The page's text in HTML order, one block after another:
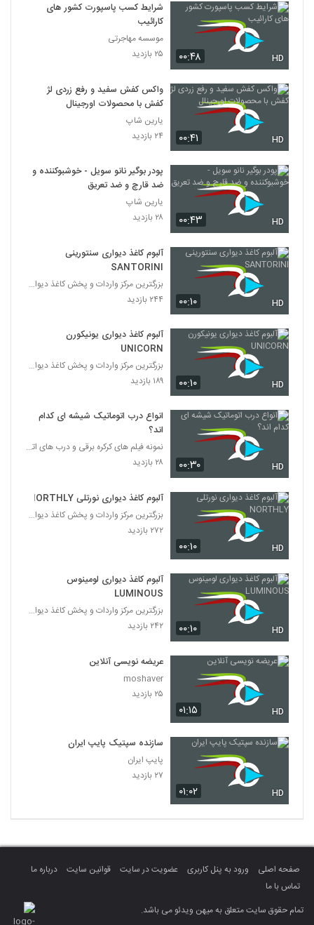
۰۰:۴۸ HD
شرایط کسب پاسپورت کشور های
کارائیب
موسسه مهاجرتی
۲۵ بازدید
۰۰:۴۱ HD
واکس کفش سفید و رفع زردی لژ
کفش با محصولات اورجینال
یارین شاپ
۲۴ بازدید
۰۰:۴۳ HD
پودر بوگیر نانو سویل - خوشبوکننده و
ضد قارچ و ضد تعریق
یارین شاپ
۲۸ بازدید
۰۰:۱۰ HD
آلبوم کاغذ دیواری سنتورینی
SANTORINI
بزرگترین مرکز واردات و پخش کاغذ دیواری
۲۴۴ بازدید
۰۰:۱۰ HD
آلبوم کاغذ دیواری یونیکورن
UNICORN
بزرگترین مرکز واردات و پخش کاغذ دیواری
۱۸۹ بازدید
۰۰:۳۰ HD
انواع درب اتوماتیک شیشه ای کدام
اند؟
نمونه فیلم های کرکره برقی و درب های اتوماتیک
۲۸ بازدید
۰۰:۱۰ HD
آلبوم کاغذ دیواری نورتلی NORTHLY
بزرگترین مرکز واردات و پخش کاغذ دیواری
۲۷۲ بازدید
۰۰:۱۰ HD
آلبوم کاغذ دیواری لومینوس
LUMINOUS
بزرگترین مرکز واردات و پخش کاغذ دیواری
۲۴۲ بازدید
۰۱:۱۵ HD
عریضه نویسی آنلاین
moshaver
۲۵ بازدید
۰۱:۰۲ HD
سازنده سپتیک پایپ ایران
پایپ ایران
۲۷ بازدید
صفحه اصلی ورود به پنل کاربری عضویت در سایت قوانین سایت
درباره ما
تماس با ما
تمام حقوق سایت متعلق به میهن ویدئو می باشد.